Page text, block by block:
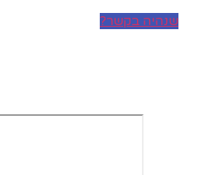
שנהיה בקשר?